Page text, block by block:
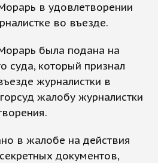
в удовлетворении
во въезде.
была подана на
суда, который признал
журналистки в
жалобу журналистки
в жалобе на действия
документов,